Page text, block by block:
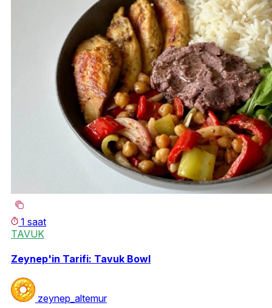
1 saat
TAVUK
Zeynep'in Tarifi: Tavuk Bowl
zeynep_altemur